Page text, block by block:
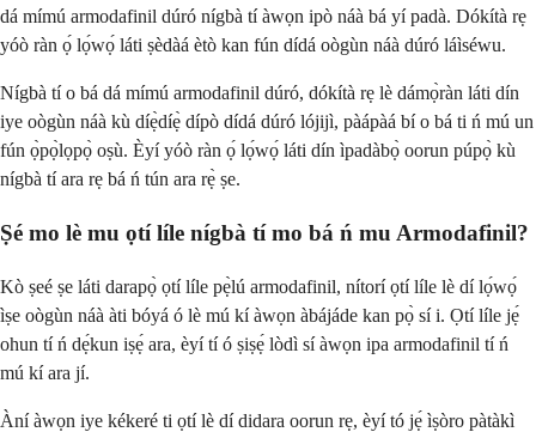
dá mímú armodafinil dúró nígbà tí àwọn ipò náà bá yí padà. Dókítà rẹ
yóò ràn ọ́ lọ́wọ́ láti ṣèdàá ètò kan fún dídá oògùn náà dúró láìséwu.
Nígbà tí o bá dá mímú armodafinil dúró, dókítà rẹ lè dámọ̀ràn láti dín
iye oògùn náà kù díẹ̀díẹ̀ dípò dídá dúró lójijì, pàápàá bí o bá ti ń mú un
fún ọ̀pọ̀lọpọ̀ oṣù. Èyí yóò ràn ọ́ lọ́wọ́ láti dín ìpadàbọ̀ oorun púpọ̀ kù
nígbà tí ara rẹ bá ń tún ara rẹ̀ ṣe.
Ṣé mo lè mu ọtí líle nígbà tí mo bá ń mu Armodafinil?
Kò ṣeé ṣe láti darapọ̀ ọtí líle pẹ̀lú armodafinil, nítorí ọtí líle lè dí lọ́wọ́
ìṣe oògùn náà àti bóyá ó lè mú kí àwọn àbájáde kan pọ̀ sí i. Ọtí líle jẹ́
ohun tí ń dẹ́kun iṣẹ́ ara, èyí tí ó ṣiṣẹ́ lòdì sí àwọn ipa armodafinil tí ń
mú kí ara jí.
Àní àwọn iye kékeré ti ọtí lè dí didara oorun rẹ, èyí tó jẹ́ ìṣòro pàtàkì